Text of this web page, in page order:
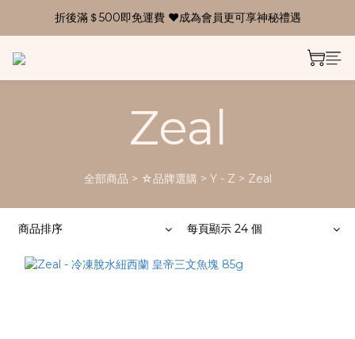
折後滿＄500即免運費 ❤成為會員更可享神秘禮遇
Zeal
全部商品 > ☆品牌選購> Y - Z > Zeal
商品排序 每頁顯示 24 個